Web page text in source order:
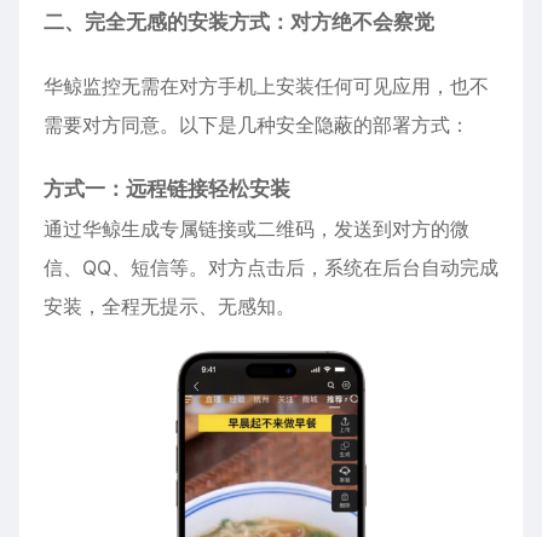
二、完全无感的安装方式：对方绝不会察觉
华鲸监控无需在对方手机上安装任何可见应用，也不
需要对方同意。以下是几种安全隐蔽的部署方式：
方式一：远程链接轻松安装
通过华鲸生成专属链接或二维码，发送到对方的微
信、QQ、短信等。对方点击后，系统在后台自动完成
安装，全程无提示、无感知。